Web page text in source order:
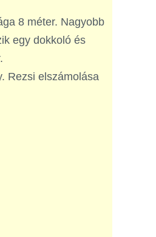
8 méter. Nagyobb
egy dokkoló és
Rezsi elszámolása